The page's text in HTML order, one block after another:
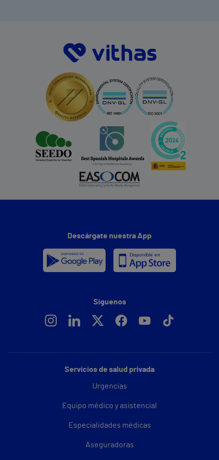
Servicios de salud privada
Urgencias
Equipo médico y asistencial
Especialidades médicas
Aseguradoras
Descárgate nuestra App
Síguenos